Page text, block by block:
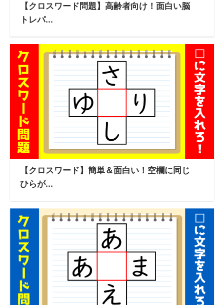
【クロスワード問題】高齢者向け！面白い脳
トレパ...
【クロスワード】簡単＆面白い！空欄に同じ
ひらが...